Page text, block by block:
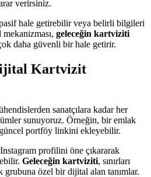
verirsiniz.
hale getirebilir veya belirli bilgileri
geleceğin kartviziti
daha güvenli bir hale getirir.
Kartvizit
sanatçılara kadar her
sunuyoruz. Örneğin, bir emlak
güncel portföy linkini ekleyebilir.
profilini öne çıkararak
Geleceğin kartviziti, sınırları
grubuna özel bir dijital alan tanımlar.